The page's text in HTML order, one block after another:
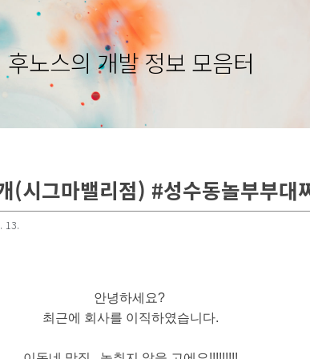
후노스의 개발 정보 모음터
(시그마밸리점) #성수동놀부부대
13.
안녕하세요?
최근에 회사를 이직하였습니다.